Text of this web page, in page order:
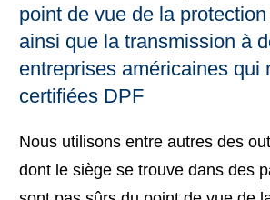
point de vue de la
ainsi que la transmission à
entreprises américaines qui
certifiées DPF
Nous utilisons entre autres des
dont le siège se trouve dans des